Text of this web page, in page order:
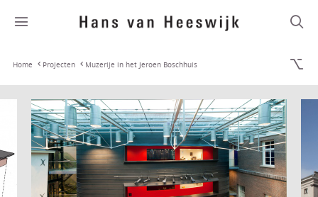
Home Projecten Muzerije in het Jeroen Boschhuis